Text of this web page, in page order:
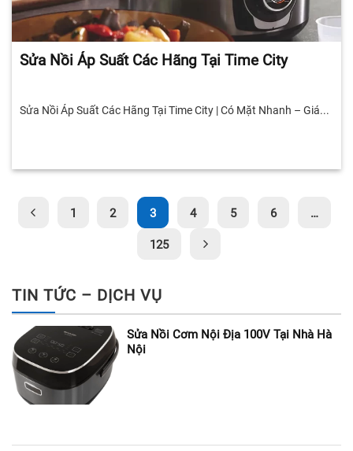
Sửa Nồi Áp Suất Các Hãng Tại Time City
Sửa Nồi Áp Suất Các Hãng Tại Time City | Có Mặt Nhanh – Giá...
1 2 3 4 5 6 …
125
TIN TỨC – DỊCH VỤ
Sửa Nồi Cơm Nội Địa 100V Tại Nhà Hà
Nội